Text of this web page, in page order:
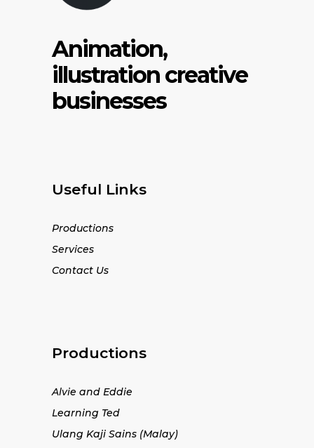
Animation,
illustration creative
businesses
Useful Links
Productions
Services
Contact Us
Productions
Alvie and Eddie
Learning Ted
Ulang Kaji Sains (Malay)